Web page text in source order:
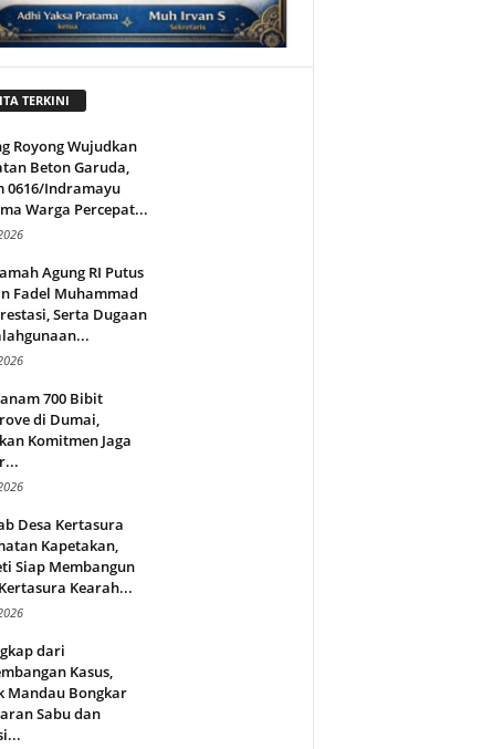
TERKINI
Royong Wujudkan
Beton Garuda,
0616/Indramayu
Warga Percepat...
Agung RI Putus
Fadel Muhammad
Serta Dugaan
700 Bibit
di Dumai,
Komitmen Jaga
Desa Kertasura
Kapetakan,
Siap Membangun
Kearah...
dari
Kasus,
Mandau Bongkar
Sabu dan